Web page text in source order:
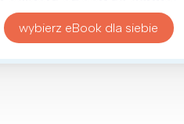
wybierz eBook dla siebie